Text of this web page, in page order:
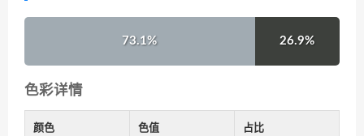
73.1% 26.9%
色彩详情
颜色 色值 占比